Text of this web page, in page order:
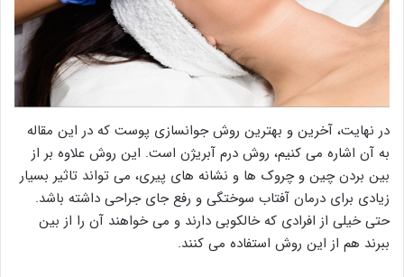
در نهایت، آخرین و بهترین روش جوانسازی پوست که در این مقاله
به آن اشاره می کنیم، روش درم آبریژن است. این روش علاوه بر از
بین بردن چین و چروک ها و نشانه های پیری، می تواند تاثیر بسیار
زیادی برای درمان آفتاب سوختگی و رفع جای جراحی داشته باشد.
حتی خیلی از افرادی که خالکوبی دارند و می خواهند آن را از بین
ببرند هم از این روش استفاده می کنند.